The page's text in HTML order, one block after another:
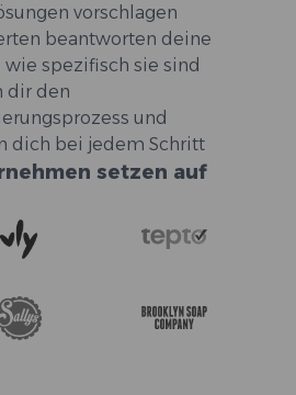
vorschlagen
beantworten deine
wie spezifisch sie sind
dir den
und
dich bei jedem Schritt
setzen auf